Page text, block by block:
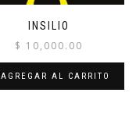
INSILIO
$ 10,000.00
AGREGAR AL CARRITO